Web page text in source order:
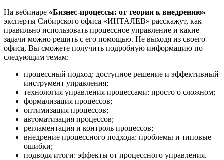
На вебинаре «Бизнес-процессы: от теории к внедрению»
эксперты Сибирского офиса «ИНТАЛЕВ» расскажут, как
правильно использовать процессное управление и какие
задачи можно решить с его помощью. Не выходя из своего
офиса, Вы сможете получить подробную информацию по
следующим темам:
процессный подход: доступное решение и эффективный
инструмент управления;
технология управления процессами: просто о сложном;
формализация процессов;
оптимизация процессов;
автоматизация процессов;
регламентация и контроль процессов;
внедрение процессного подхода: проблемы и типовые
ошибки;
подводя итоги: эффекты от процессного управления.